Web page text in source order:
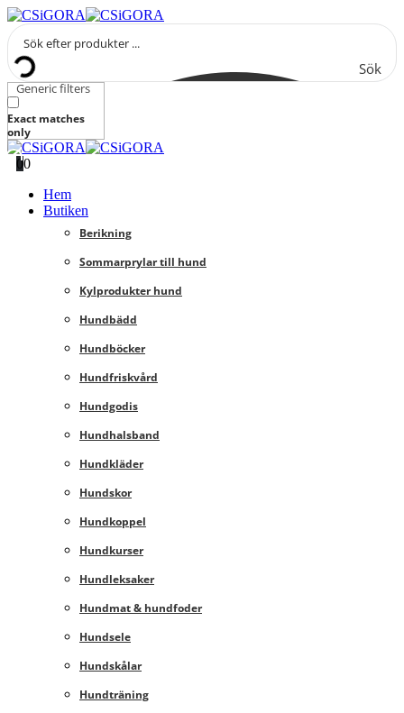
Sök
Generic filters
Exact matches
only
00
Hem
Butiken
Berikning
Sommarprylar till hund
Kylprodukter hund
Hundbädd
Hundböcker
Hundfriskvård
Hundgodis
Hundhalsband
Hundkläder
Hundskor
Hundkoppel
Hundkurser
Hundleksaker
Hundmat & hundfoder
Hundsele
Hundskålar
Hundträning